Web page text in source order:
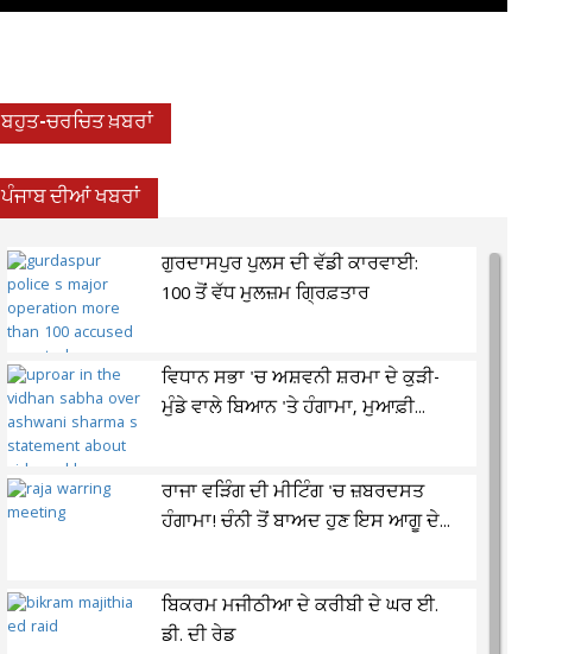
ਬਹੁਤ-ਚਰਚਿਤ ਖ਼ਬਰਾਂ
ਪੰਜਾਬ ਦੀਆਂ ਖਬਰਾਂ
ਗੁਰਦਾਸਪੁਰ ਪੁਲਸ ਦੀ ਵੱਡੀ ਕਾਰਵਾਈ:
100 ਤੋਂ ਵੱਧ ਮੁਲਜ਼ਮ ਗ੍ਰਿਫ਼ਤਾਰ
ਵਿਧਾਨ ਸਭਾ 'ਚ ਅਸ਼ਵਨੀ ਸ਼ਰਮਾ ਦੇ ਕੁੜੀ-
ਮੁੰਡੇ ਵਾਲੇ ਬਿਆਨ 'ਤੇ ਹੰਗਾਮਾ, ਮੁਆਫ਼ੀ...
ਰਾਜਾ ਵੜਿੰਗ ਦੀ ਮੀਟਿੰਗ 'ਚ ਜ਼ਬਰਦਸਤ
ਹੰਗਾਮਾ! ਚੰਨੀ ਤੋਂ ਬਾਅਦ ਹੁਣ ਇਸ ਆਗੂ ਦੇ...
ਬਿਕਰਮ ਮਜੀਠੀਆ ਦੇ ਕਰੀਬੀ ਦੇ ਘਰ ਈ.
ਡੀ. ਦੀ ਰੇਡ